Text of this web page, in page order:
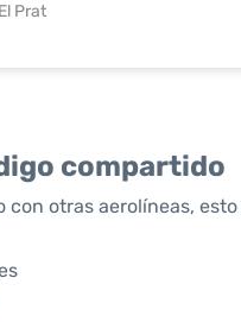
Prat
compartido
con otras aerolíneas,